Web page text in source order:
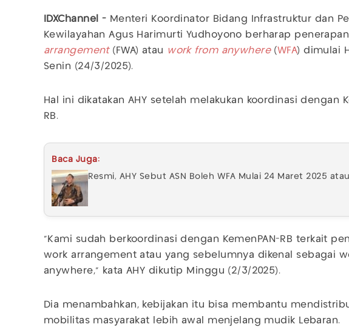
IDXChannel - Menteri Koordinator Bidang Infrastruktur dan
Kewilayahan Agus Harimurti Yudhoyono berharap penerapan
arrangement(FWA) atau work from anywhere(WFA) dimulai
Senin (24/3/2025).
Hal ini dikatakan AHY setelah melakukan koordinasi dengan
RB.
Baca Juga:
Resmi, AHY Sebut ASN Boleh WFA Mulai 24 Maret 2025
"Kami sudah berkoordinasi dengan KemenPAN-RB terkait
work arrangement atau yang sebelumnya dikenal sebagai
anywhere," kata AHY dikutip Minggu (2/3/2025).
Dia menambahkan, kebijakan itu bisa membantu
mobilitas masyarakat lebih awal menjelang mudik Lebaran.